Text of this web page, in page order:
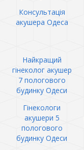
Консультація
акушера Одеса
Найкращий
гінеколог акушер
7 пологового
будинку Одеси
Гінекологи
акушери 5
пологового
будинку Одеси